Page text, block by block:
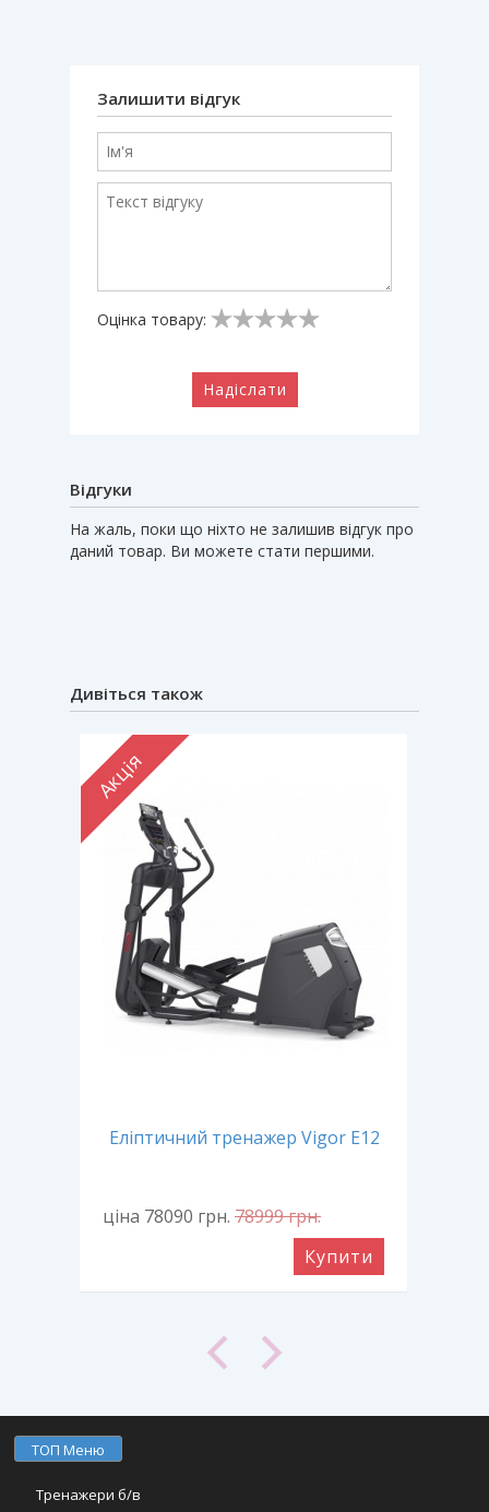
Залишити відгук
Оцінка товару:
Надіслати
Відгуки
На жаль, поки що ніхто не залишив відгук про
даний товар. Ви можете стати першими.
Дивіться також
Акція
Еліптичний тренажер Vigor E12
ціна 78090 грн. 78999грн.
Купити
ТОП Меню
Тренажери б/в